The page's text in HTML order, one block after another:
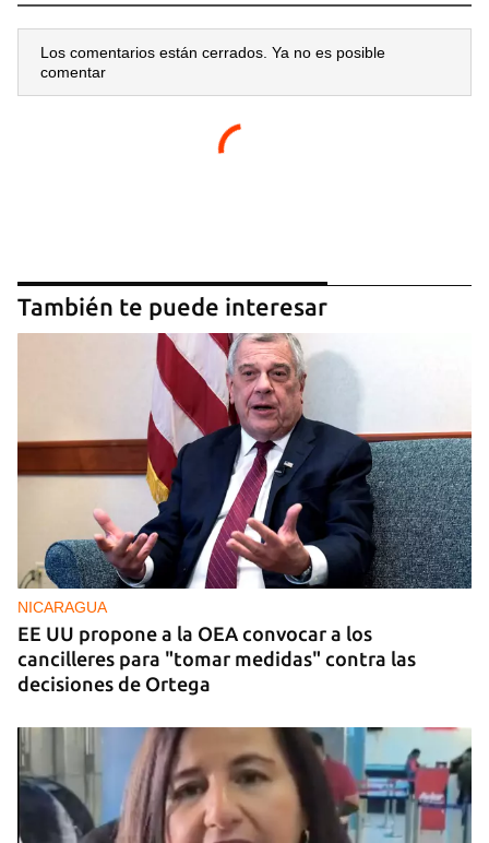
Los comentarios están cerrados. Ya no es posible
comentar
También te puede interesar
NICARAGUA
EE UU propone a la OEA convocar a los
cancilleres para "tomar medidas" contra las
decisiones de Ortega